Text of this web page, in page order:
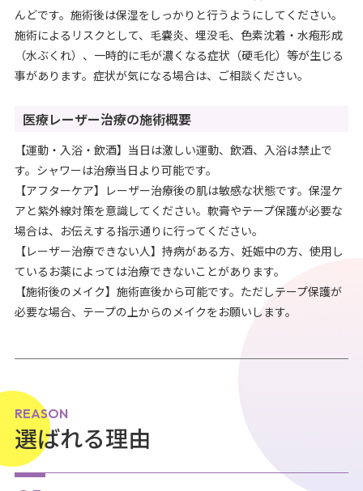
んどです。施術後は保湿をしっかりと行うようにしてください。
施術によるリスクとして、毛嚢炎、埋没毛、色素沈着・水疱形成
（水ぶくれ）、一時的に毛が濃くなる症状（硬毛化）等が生じる
事があります。症状が気になる場合は、ご相談ください。
医療レーザー治療の施術概要
【運動・入浴・飲酒】当日は激しい運動、飲酒、入浴は禁止で
す。シャワーは治療当日より可能です。
【アフターケア】レーザー治療後の肌は敏感な状態です。保湿ケ
アと紫外線対策を意識してください。軟膏やテープ保護が必要な
場合は、お伝えする指示通りに行ってください。
【レーザー治療できない人】持病がある方、妊娠中の方、使用し
ているお薬によっては治療できないことがあります。
【施術後のメイク】施術直後から可能です。ただしテープ保護が
必要な場合、テープの上からのメイクをお願いします。
REASON
選ばれる理由